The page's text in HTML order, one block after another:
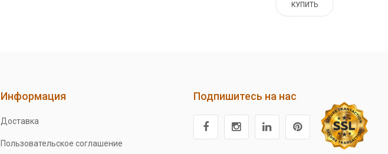
КУПИТЬ
Информация
Доставка
Пользовательское соглашение
Подпишитесь на нас